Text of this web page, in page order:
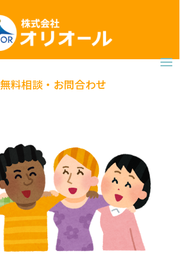
無料相談・お問合わせ